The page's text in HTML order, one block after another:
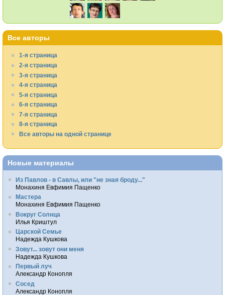
Все авторы
1-я страница
2-я страница
3-я страница
4-я страница
5-я страница
6-я страница
7-я страница
8-я страница
Все авторы на одной странице
Новые материалы
Из Павлов - в Савлы, или "не зная броду..."
Монахиня Евфимия Пащенко
Мастера
Монахиня Евфимия Пащенко
Вокруг Солнца
Илья Криштул
Царской Семье
Надежда Кушкова
Зовут... зовут они меня
Надежда Кушкова
Первый луч
Александр Конопля
Сосед
Александр Конопля